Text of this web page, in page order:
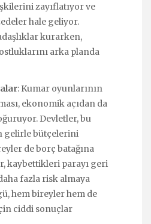
zayıflatıyor ve
hale geliyor.
kurarken,
arka planda
: Kumar oyunlarının
ekonomik açıdan da
Devletler, bu
gelirle bütçelerini
de borç batağına
kaybettikleri parayı geri
fazla risk almaya
hem bireyler hem de
ciddi sonuçlar